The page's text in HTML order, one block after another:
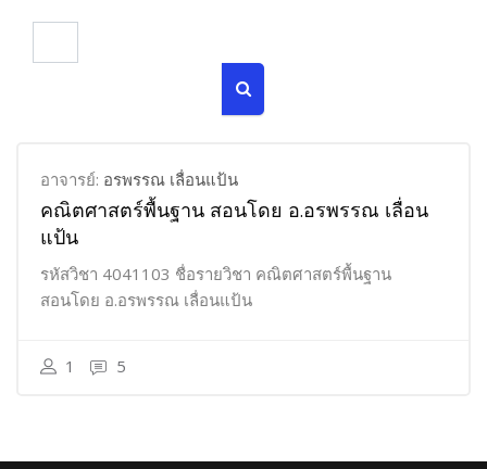
อาจารย์: อรพรรณ เลื่อนแป้น
คณิตศาสตร์พื้นฐาน สอนโดย อ.อรพรรณ เลื่อน
แป้น
รหัสวิชา 4041103 ชื่อรายวิชา คณิตศาสตร์พื้นฐาน
สอนโดย อ.อรพรรณ เลื่อนแป้น
1 5